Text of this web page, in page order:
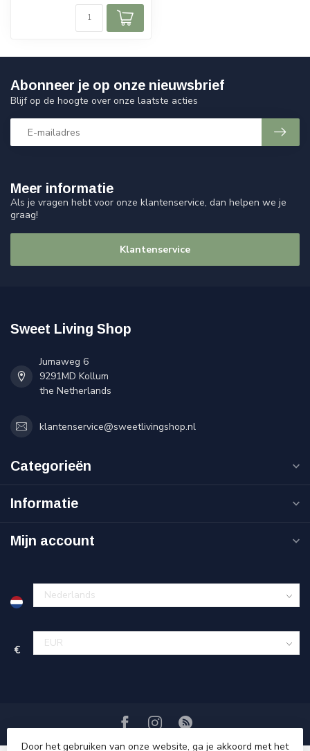
Meer informatie
Als je vragen hebt voor onze klantenservice, dan helpen we je
graag!
Klantenservice
Abonneer je op onze nieuwsbrief
Blijf op de hoogte over onze laatste acties
Sweet Living Shop
Jumaweg 6
9291MD Kollum
the Netherlands
klantenservice@sweetlivingshop.nl
Categorieën
Informatie
Mijn account
€
Door het gebruiken van onze website, ga je akkoord met het